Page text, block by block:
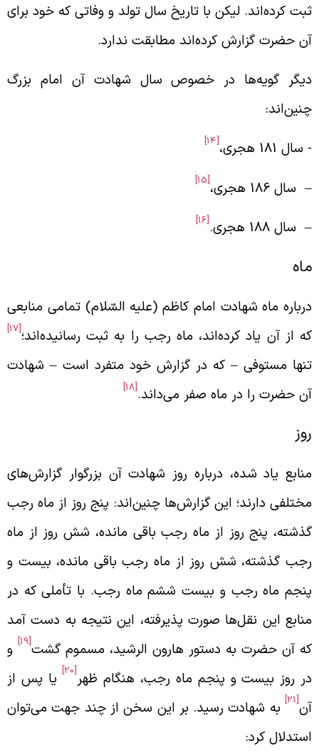
کرده‌اند. لیکن با تاریخ سال تولد و وفاتی که خود برای
حضرت گزارش کرده‌اند مطابقت ندارد.
گویه‌ها در خصوص سال شهادت آن امام بزرگ
181 هجری،
186 هجری،
188 هجری.
ماه شهادت امام کاظم (علیه السّلام) تمامی منابعی
از آن یاد کرده‌اند، ماه رجب را به ثبت رسانیده‌اند؛
مستوفی– که در گزارش خود متفرد است– شهادت
حضرت را در ماه صفر می‌داند.
یاد شده، درباره روز شهادت آن بزرگوار گزارش‌های
دارند؛ این گزارش‌ها چنین‌اند: پنج روز از ماه رجب
پنج روز از ماه رجب باقی مانده، شش روز از ماه
گذشته، شش روز از ماه رجب باقی مانده، بیست و
ماه رجب و بیست ششم ماه رجب. با تأملی که در
این نقل‌ها صورت پذیرفته، این نتیجه به دست آمد
آن حضرت به دستور هارون الرشید، مسموم گشت
و
روز بیست و پنجم ماه رجب، هنگام ظهر
یا پس از
[21]
به شهادت رسید. بر این سخن از چند جهت می‌توان
کرد: